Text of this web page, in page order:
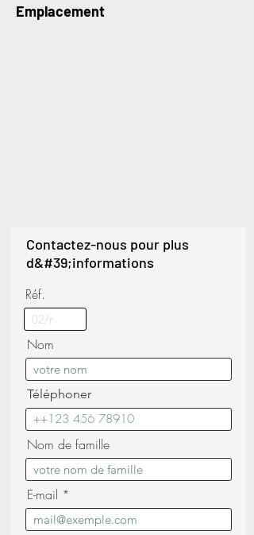
Emplacement
Contactez-nous pour plus
d&#39;informations
Réf.
Nom
Téléphoner
Nom de famille
E-mail